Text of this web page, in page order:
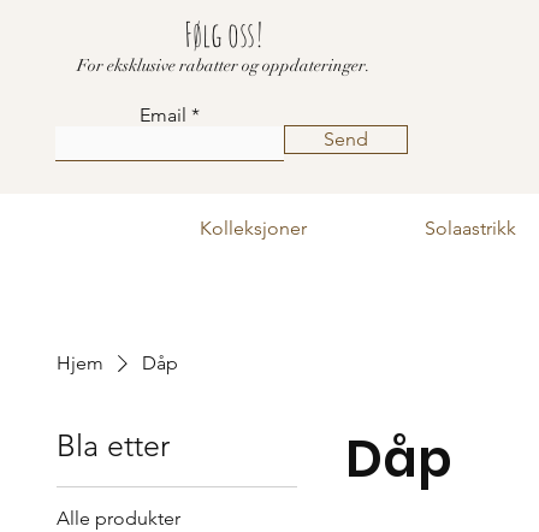
For eksklusive rabatter og oppdateringer.
Følg oss!
Email
Send
Kolleksjoner Solaastrikk
Hjem Dåp
Bla etter
Alle produkter
Dåp